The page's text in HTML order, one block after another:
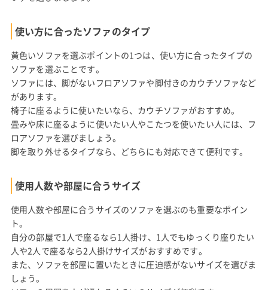
使い方に合ったソファのタイプ
黄色いソファを選ぶポイントの1つは、使い方に合ったタイプの
ソファを選ぶことです。
ソファには、脚がないフロアソファや脚付きのカウチソファなど
があります。
椅子に座るように使いたいなら、カウチソファがおすすめ。
畳みや床に座るように使いたい人やこたつを使いたい人には、フ
ロアソファを選びましょう。
脚を取り外せるタイプなら、どちらにも対応できて便利です。
使用人数や部屋に合うサイズ
使用人数や部屋に合うサイズのソファを選ぶのも重要なポイン
ト。
自分の部屋で1人で座るなら1人掛け、1人でもゆっくり座りたい
人や2人で座るなら2人掛けサイズがおすすめです。
また、ソファを部屋に置いたときに圧迫感がないサイズを選びま
しょう。